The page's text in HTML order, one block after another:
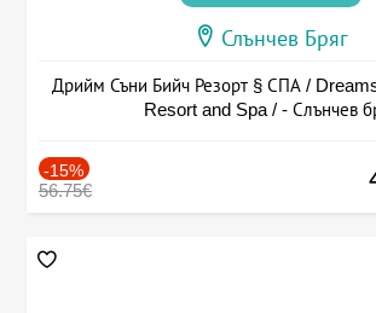
Слънчев Бряг
Дрийм Съни Бийч Резорт § СПА /
Resort and Spa / - Слънчев
-15%
56.75€